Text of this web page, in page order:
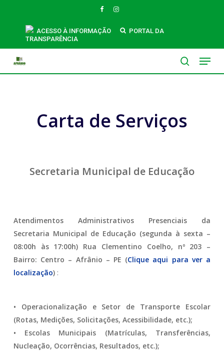
FACEBOOKINSTAGRAM
ACESSO À INFORMAÇÃO
PORTAL DA
TRANSPARÊNCIA
search
Menu
Carta de Serviços – Educação
Carta de Serviços
Secretaria Municipal de Educação
Atendimentos Administrativos Presenciais da
Secretaria Municipal de Educação (segunda à sexta –
08:00h às 17:00h) Rua Clementino Coelho, nº 203 –
Bairro: Centro – Afrânio – PE (Clique aqui para ver a
localização) :
• Operacionalização e Setor de Transporte Escolar
(Rotas, Medições, Solicitações, Acessibilidade, etc.);
• Escolas Municipais (Matrículas, Transferências,
Nucleação, Ocorrências, Resultados, etc.);